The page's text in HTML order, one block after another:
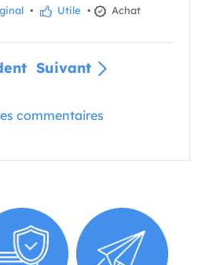
• Utile •
Achat
Suivant
commentaires